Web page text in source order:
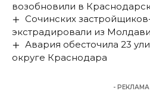
возобновили в
Сочинских
экстрадировали из
Авария обесточила 23
округе Краснодара
- РЕКЛАМА